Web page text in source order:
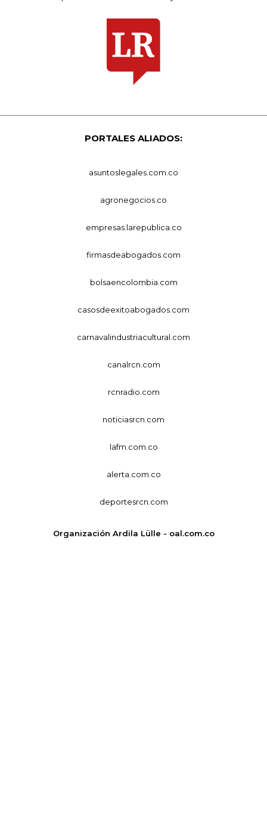
PORTALES ALIADOS:
asuntoslegales.com.co
agronegocios.co
empresas.larepublica.co
firmasdeabogados.com
bolsaencolombia.com
casosdeexitoabogados.com
carnavalindustriacultural.com
canalrcn.com
rcnradio.com
noticiasrcn.com
lafm.com.co
alerta.com.co
deportesrcn.com
Organización Ardila Lülle - oal.com.co